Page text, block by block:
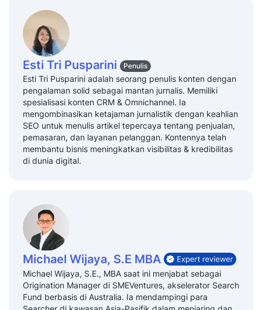
Esti Tri Pusparini Penulis
Esti Tri Pusparini adalah seorang penulis konten dengan
pengalaman solid sebagai mantan jurnalis. Memiliki
spesialisasi konten CRM & Omnichannel. Ia
mengombinasikan ketajaman jurnalistik dengan keahlian
SEO untuk menulis artikel tepercaya tentang penjualan,
pemasaran, dan layanan pelanggan. Kontennya telah
membantu bisnis meningkatkan visibilitas & kredibilitas
di dunia digital.
Michael Wijaya, S.E MBA
Michael Wijaya, S.E., MBA saat ini menjabat sebagai
Origination Manager di SMEVentures, akselerator Search
Fund berbasis di Australia. Ia mendampingi para